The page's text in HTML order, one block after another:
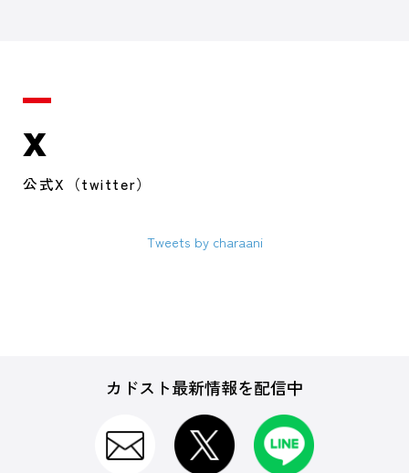
X
公式X（twitter）
Tweets by charaani
カドスト最新情報を配信中